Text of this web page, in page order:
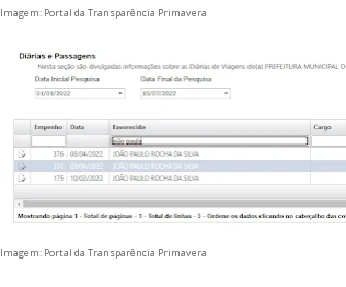
Imagem: Portal da Transparência Primavera
Imagem: Portal da Transparência Primavera